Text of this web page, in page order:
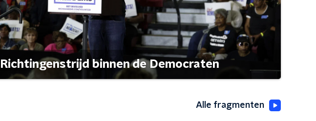
Richtingenstrijd binnen de Democraten
Alle fragmenten